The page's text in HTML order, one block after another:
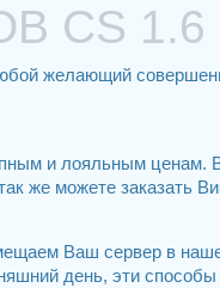
CS 1.6
желающий
и лояльным ценам.
же можете заказать
Ваш сервер в
день, эти